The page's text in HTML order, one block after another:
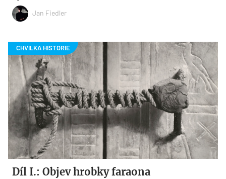
Jan Fiedler
Díl I.: Objev hrobky faraona